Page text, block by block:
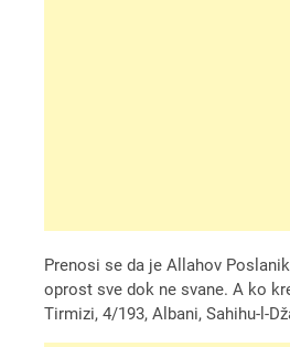
Prenosi se da je Allahov
oprost sve dok ne svane. A ko
Tirmizi, 4/193, Albani, Sahihu-l-